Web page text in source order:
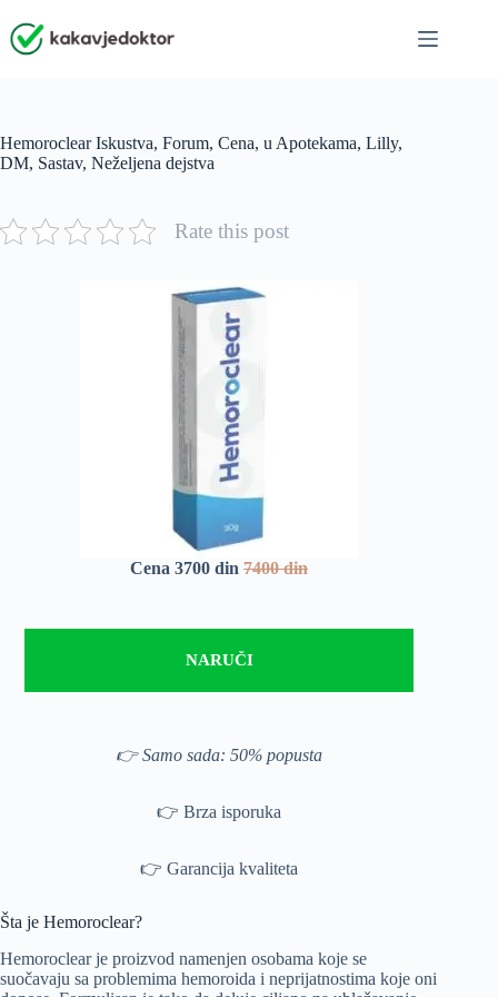
to
content
Hemoroclear Iskustva, Forum, Cena, u Apotekama, Lilly,
DM, Sastav, Neželjena dejstva
Rate this post
Cena 3700 din7400 din
NARUČI
👉 Samo sada: 50% popusta
👉 Brza isporuka
👉 Garancija kvaliteta
Šta je Hemoroclear?
Hemoroclear je proizvod namenjen osobama koje se
suočavaju sa problemima hemoroida i neprijatnostima koje oni